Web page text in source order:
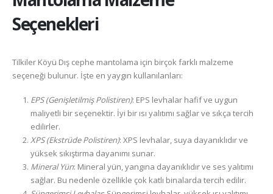
Seçenekleri
Tilkiler Köyü Dış cephe mantolama için birçok farklı malzeme
seçeneği bulunur. İşte en yaygın kullanılanları:
EPS (Genişletilmiş Polistiren): EPS levhalar hafif ve uygun
maliyetli bir seçenektir. İyi bir ısı yalıtımı sağlar ve sıkça tercih
edilirler.
XPS (Ekstrüde Polistiren): XPS levhalar, suya dayanıklıdır ve
yüksek sıkıştırma dayanımı sunar.
Mineral Yün: Mineral yün, yangına dayanıklıdır ve ses yalıtımı
sağlar. Bu nedenle özellikle çok katlı binalarda tercih edilir.